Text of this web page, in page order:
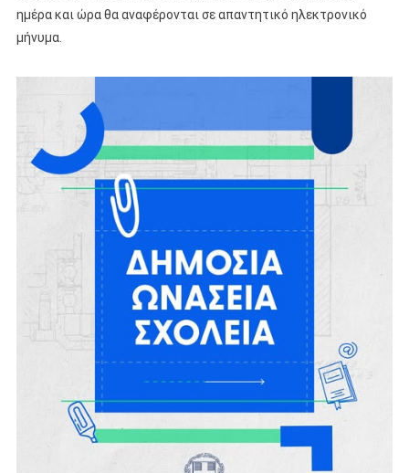
ημέρα και ώρα θα αναφέρονται σε απαντητικό ηλεκτρονικό
μήνυμα.